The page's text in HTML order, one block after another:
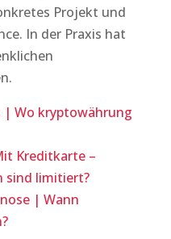
Projekt und
In der Praxis hat
| Wo kryptowährung
Kreditkarte –
sind limitiert?
| Wann